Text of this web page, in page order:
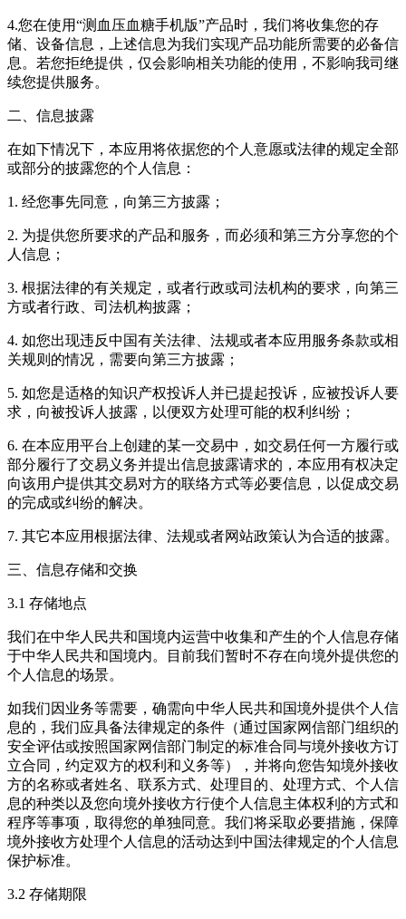
4.您在使用“测血压血糖手机版”产品时，我们将收集您的存
储、设备信息，上述信息为我们实现产品功能所需要的必备信
息。若您拒绝提供，仅会影响相关功能的使用，不影响我司继
续您提供服务。
二、信息披露
在如下情况下，本应用将依据您的个人意愿或法律的规定全部
或部分的披露您的个人信息：
1. 经您事先同意，向第三方披露；
2. 为提供您所要求的产品和服务，而必须和第三方分享您的个
人信息；
3. 根据法律的有关规定，或者行政或司法机构的要求，向第三
方或者行政、司法机构披露；
4. 如您出现违反中国有关法律、法规或者本应用服务条款或相
关规则的情况，需要向第三方披露；
5. 如您是适格的知识产权投诉人并已提起投诉，应被投诉人要
求，向被投诉人披露，以便双方处理可能的权利纠纷；
6. 在本应用平台上创建的某一交易中，如交易任何一方履行或
部分履行了交易义务并提出信息披露请求的，本应用有权决定
向该用户提供其交易对方的联络方式等必要信息，以促成交易
的完成或纠纷的解决。
7. 其它本应用根据法律、法规或者网站政策认为合适的披露。
三、信息存储和交换
3.1 存储地点
我们在中华人民共和国境内运营中收集和产生的个人信息存储
于中华人民共和国境内。目前我们暂时不存在向境外提供您的
个人信息的场景。
如我们因业务等需要，确需向中华人民共和国境外提供个人信
息的，我们应具备法律规定的条件（通过国家网信部门组织的
安全评估或按照国家网信部门制定的标准合同与境外接收方订
立合同，约定双方的权利和义务等），并将向您告知境外接收
方的名称或者姓名、联系方式、处理目的、处理方式、个人信
息的种类以及您向境外接收方行使个人信息主体权利的方式和
程序等事项，取得您的单独同意。我们将采取必要措施，保障
境外接收方处理个人信息的活动达到中国法律规定的个人信息
保护标准。
3.2 存储期限